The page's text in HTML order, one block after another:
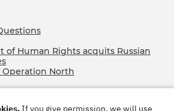
of Human Rights acquits Russian
Operation North
If you give permission, we will use